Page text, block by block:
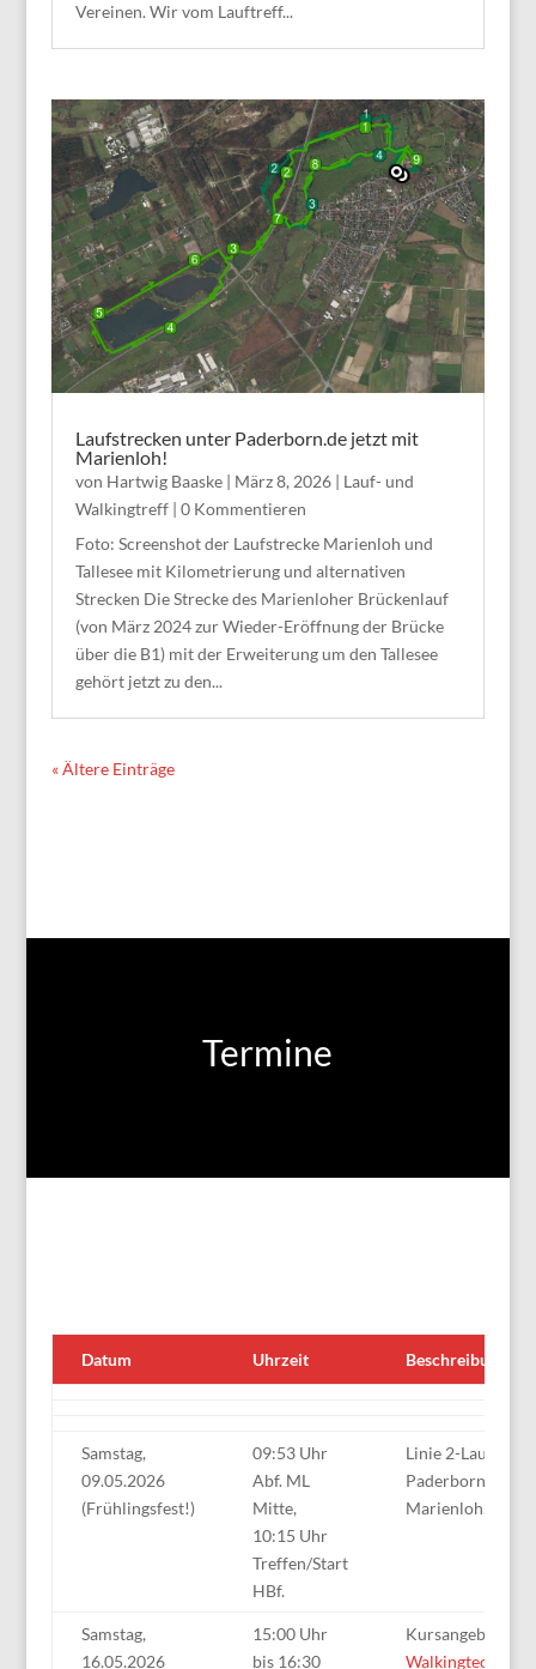
Vereinen. Wir vom Lauftreff...
Laufstrecken unter Paderborn.de jetzt mit
Marienloh!
von Hartwig Baaske| März 8, 2026| Lauf- und
Walkingtreff| 0 Kommentieren
Foto: Screenshot der Laufstrecke Marienloh und
Tallesee mit Kilometrierung und alternativen
Strecken Die Strecke des Marienloher Brückenlauf
(von März 2024 zur Wieder-Eröffnung der Brücke
über die B1) mit der Erweiterung um den Tallesee
gehört jetzt zu den...
« Ältere Einträge
Termine
Datum Uhrzeit Beschreibung
Samstag,
09.05.2026
(Frühlingsfest!)
09:53 Uhr
Abf. ML
Mitte,
10:15 Uhr
Treffen/Start
HBf.
Linie 2-Lauf:
Paderborn, Hbf
Marienloh,
Samstag,
16.05.2026
15:00 Uhr
bis 16:30
Kursangebot:
Walkingtechnik